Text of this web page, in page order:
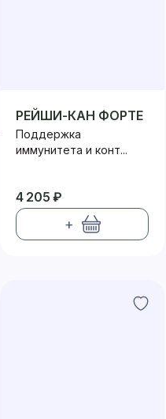
РЕЙШИ-КАН ФОРТЕ
Поддержка
иммунитета и конт...
4 205 ₽
+